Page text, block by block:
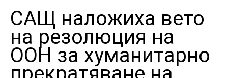
САЩ наложиха вето
на резолюция на
ООН за хуманитарно